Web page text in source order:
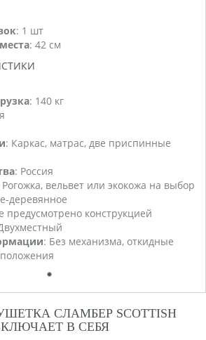
: 1 шт
: 42 см
: 140 кг
: Каркас, матрас, две приспинные
: Россия
Рогожка, вельвет или экокожа на выбор
деревянное
предусмотрено конструкцией
: Без механизма, откидные
1
СЛАМБЕР SCOTTISH
В СЕБЯ